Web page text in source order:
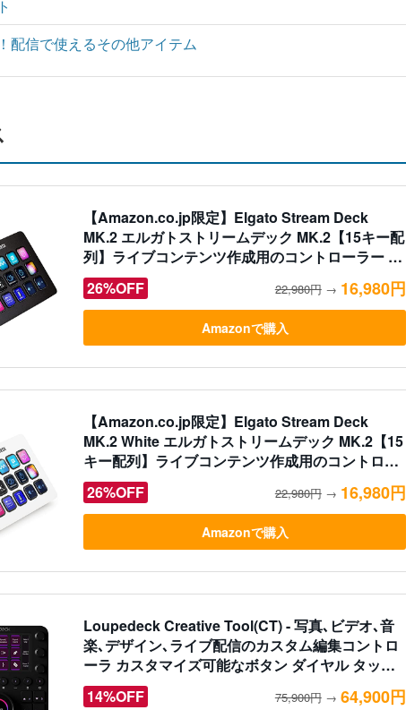
配信で使えるその他アイテム
【Amazon.co.jp限定】Elgato Stream Deck
MK.2 エルガトストリームデック MK.2【15キー配
列】ライブコンテンツ作成用のコントローラー 配
信者向けデバイス OBS/Twitch /YouTube連携
Mac/PC対応
26%OFF 22,980円 → 16,980円
Amazonで購入
【Amazon.co.jp限定】Elgato Stream Deck
MK.2 White エルガトストリームデック MK.2【15
キー配列】ライブコンテンツ作成用のコントロー
ラー 配信者向けデバイス OBS/Twitch /YouTube
連携 Mac/PC対応
26%OFF 22,980円 → 16,980円
Amazonで購入
Loupedeck Creative Tool(CT) - 写真､ビデオ､音
楽､デザイン､ライブ配信のカスタム編集コントロ
ーラ カスタマイズ可能なボタン ダイヤル タッチ
スクリーン ホイール付き 【日本語対応】
14%OFF 75,900円 → 64,900円